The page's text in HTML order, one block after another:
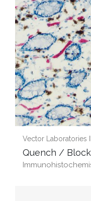
Vector Laboratories
Quench / Block